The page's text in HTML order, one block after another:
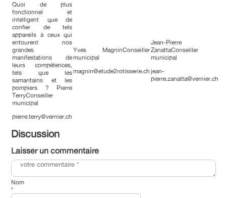
Quoi de plus
fonctionnel et
intelligent que de
confier de tels
appareils à ceux qui
entourent nos
grandes
manifestations de
leurs compétences,
tels que les
samaritains et les
pompiers ? Pierre
TerryConseiller
municipal
pierre.terry@vernier.ch
Yves MagninConseiller
municipal
magnin@etude2rotisserie.ch
Jean-Pierre
ZanattaConseiller
municipal
jean-
pierre.zanatta@vernier.ch
Discussion
Laisser un commentaire
Nom
*